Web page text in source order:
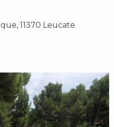
11370 Leucate